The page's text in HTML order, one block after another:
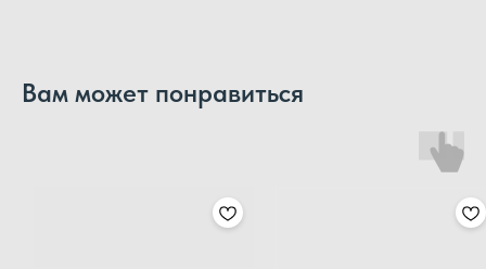
Вам может понравиться